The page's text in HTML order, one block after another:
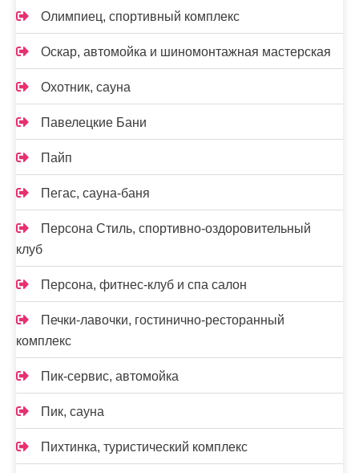
Олимпиец, спортивный комплекс
Оскар, автомойка и шиномонтажная мастерская
Охотник, сауна
Павелецкие Бани
Пайп
Пегас, сауна-баня
Персона Стиль, спортивно-оздоровительный
клуб
Персона, фитнес-клуб и спа салон
Печки-лавочки, гостинично-ресторанный
комплекс
Пик-сервис, автомойка
Пик, сауна
Пихтинка, туристический комплекс